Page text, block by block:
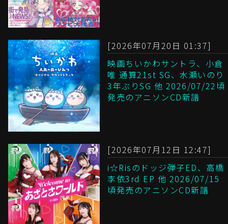
[2026年07月20日 01:37]
映画ちいかわサントラ、小倉
唯 通算21st SG、水瀬いのり
3年ぶりSG 他 2026/07/22頃
発売のアニソンCD新譜
[2026年07月12日 12:47]
i☆Risのドッジ弾子ED、高橋
李依3rd EP 他 2026/07/15
頃発売のアニソンCD新譜